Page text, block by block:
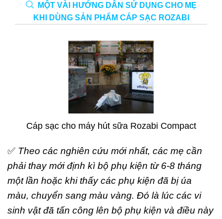
MỘT VÀI HƯỚNG DẪN SỬ DỤNG CHO MẸ
KHI DÙNG SẢN PHẨM CÁP SẠC ROZABI
Cáp sạc cho máy hút sữa Rozabi Compact
✅ Theo các nghiên cứu mới nhất, các mẹ cần
phải thay mới định kì bộ phụ kiện từ 6-8 tháng
một lần hoặc khi thấy các phụ kiện đã bị úa
màu, chuyển sang màu vàng. Đó là lúc các vi
sinh vật đã tấn công lên bộ phụ kiện và điều này